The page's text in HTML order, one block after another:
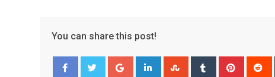
You can share this post!